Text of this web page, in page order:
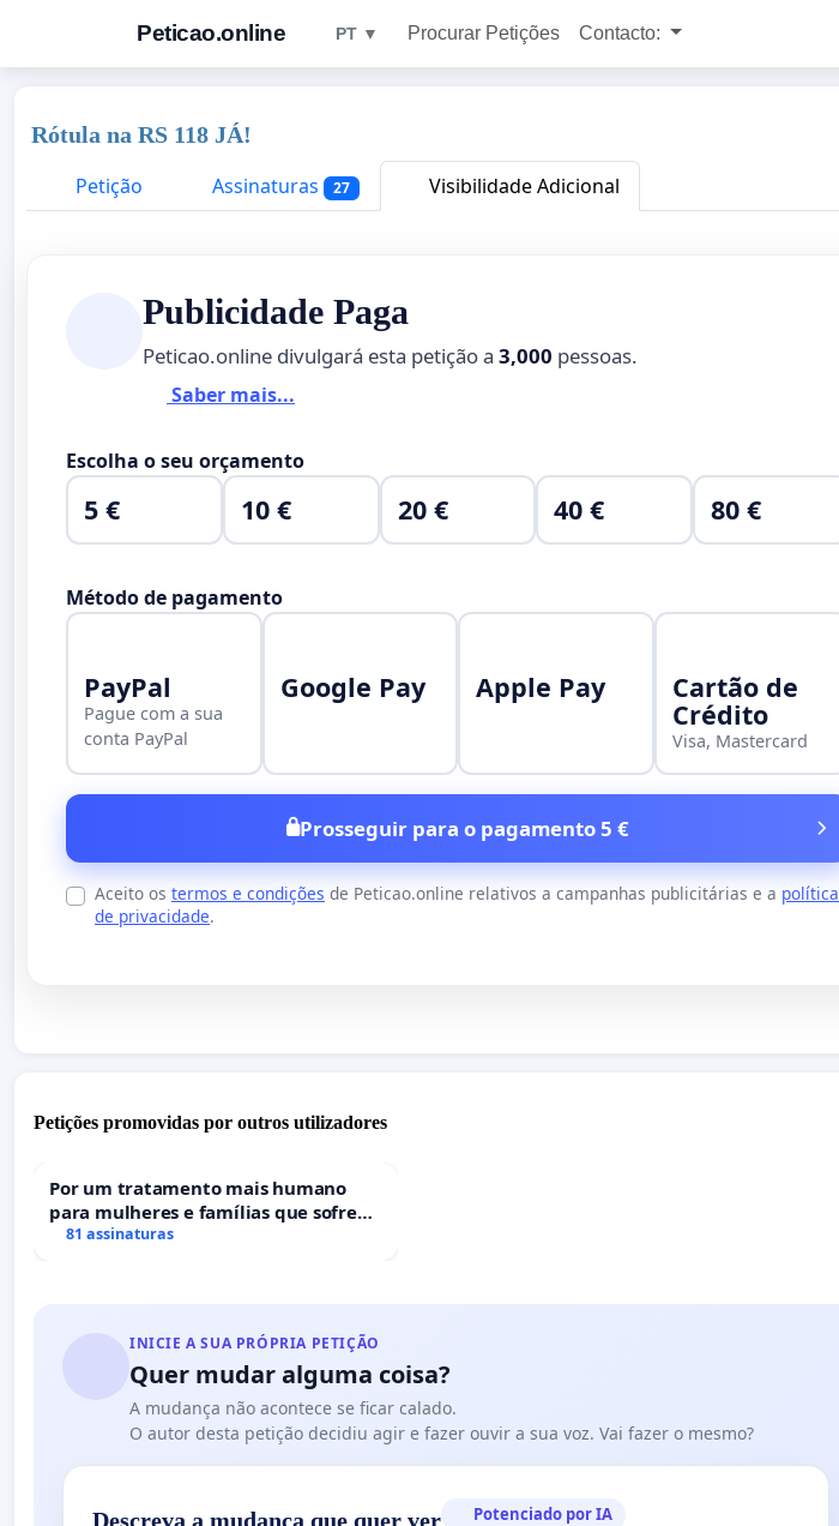
Peticao.online PT ▼ Procurar Petições Contacto:
Rótula na RS 118 JÁ!
Petição
Assinaturas 27 Visibilidade Adicional
Publicidade Paga
Peticao.online divulgará esta petição a 3,000 pessoas.
Saber mais...
Escolha o seu orçamento
5 € 10 € 20 € 40 € 80 €
Método de pagamento
PayPal
Pague com a sua
conta PayPal
Google Pay Apple Pay Cartão de
Crédito
Visa, Mastercard
Prosseguir para o pagamento 5 €
Aceito os termos e condições de Peticao.online relativos a campanhas publicitárias e a política
de privacidade.
Petições promovidas por outros utilizadores
Por um tratamento mais humano
para mulheres e famílias que sofrem
uma perda gestacional nos hospitais
81 assinaturas
INICIE A SUA PRÓPRIA PETIÇÃO
Quer mudar alguma coisa?
A mudança não acontece se ficar calado.
O autor desta petição decidiu agir e fazer ouvir a sua voz. Vai fazer o mesmo?
Descreva a mudança que quer ver Potenciado por IA